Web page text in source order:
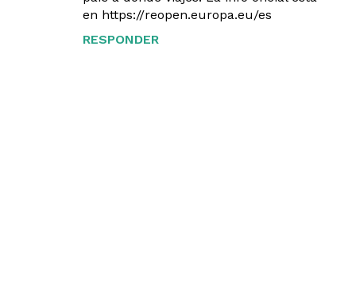
en https://reopen.europa.eu/es
RESPONDER